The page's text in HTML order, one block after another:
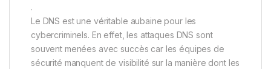
.
Le DNS est une véritable aubaine pour les
cybercriminels. En effet, les attaques DNS sont
souvent menées avec succès car les équipes de
sécurité manquent de visibilité sur la manière dont les